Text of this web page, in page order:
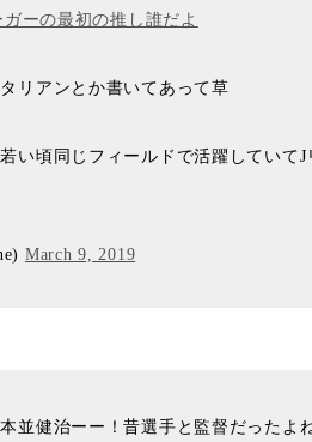
ーの最初の推し誰だよ
リアンとか書いてあって草
い頃同じフィールドで活躍していて
March 9, 2019
並健治ーー！昔選手と監督だったよ